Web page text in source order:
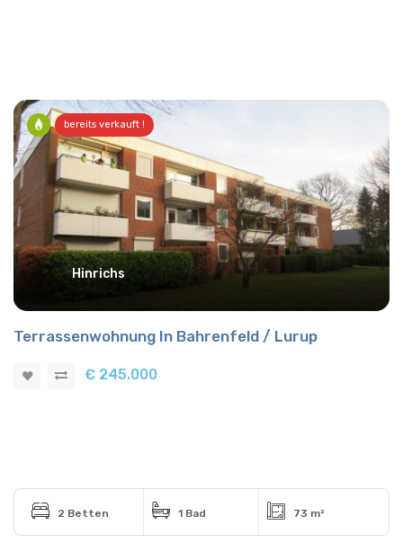
Hinrichs
bereits verkauft !
Terrassenwohnung In Bahrenfeld / Lurup
€ 245.000
2 Betten 1 Bad 73 m²